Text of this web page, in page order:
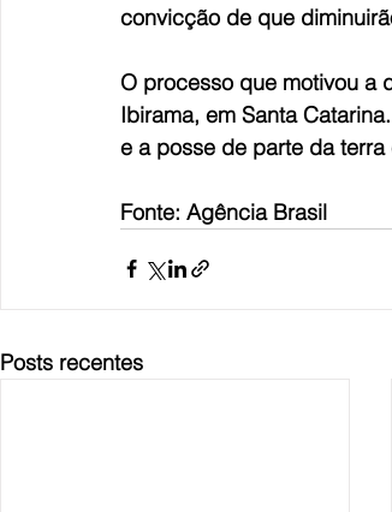
convicção de que
O processo que motivou a
Ibirama, em Santa
e a posse de parte da
Fonte: Agência Brasil
Posts recentes